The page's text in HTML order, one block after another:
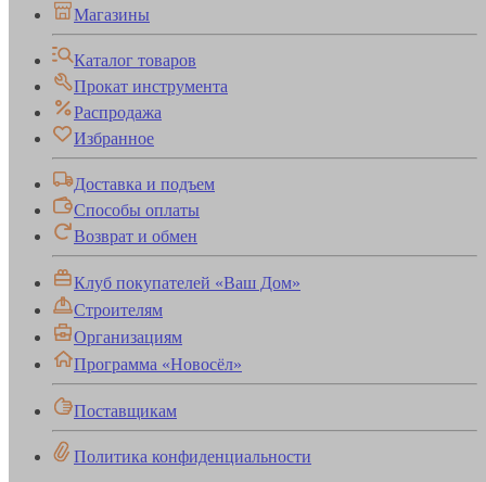
Магазины
Каталог товаров
Прокат инструмента
Распродажа
Избранное
Доставка и подъем
Способы оплаты
Возврат и обмен
Клуб покупателей «Ваш Дом»
Строителям
Организациям
Программа «Новосёл»
Поставщикам
Политика конфиденциальности